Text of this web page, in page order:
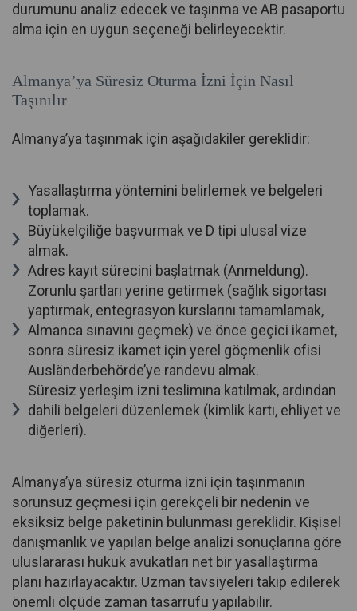
durumunu analiz edecek ve taşınma ve AB pasaportu
alma için en uygun seçeneği belirleyecektir.
Almanya’ya Süresiz Oturma İzni İçin Nasıl
Taşınılır
Almanya’ya taşınmak için aşağıdakiler gereklidir:
Yasallaştırma yöntemini belirlemek ve belgeleri
toplamak.
Büyükelçiliğe başvurmak ve D tipi ulusal vize
almak.
Adres kayıt sürecini başlatmak (Anmeldung).
Zorunlu şartları yerine getirmek (sağlık sigortası
yaptırmak, entegrasyon kurslarını tamamlamak,
Almanca sınavını geçmek) ve önce geçici ikamet,
sonra süresiz ikamet için yerel göçmenlik ofisi
Ausländerbehörde’ye randevu almak.
Süresiz yerleşim izni teslimına katılmak, ardından
dahili belgeleri düzenlemek (kimlik kartı, ehliyet ve
diğerleri).
Almanya’ya süresiz oturma izni için taşınmanın
sorunsuz geçmesi için gerekçeli bir nedenin ve
eksiksiz belge paketinin bulunması gereklidir. Kişisel
danışmanlık ve yapılan belge analizi sonuçlarına göre
uluslararası hukuk avukatları net bir yasallaştırma
planı hazırlayacaktır. Uzman tavsiyeleri takip edilerek
önemli ölçüde zaman tasarrufu yapılabilir.